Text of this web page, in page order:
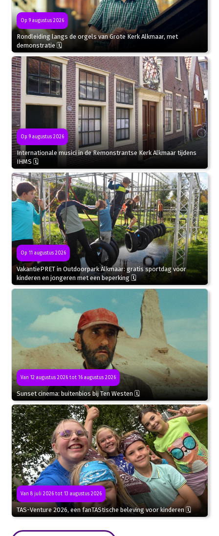
Op 9 augustus 2026
Rondleiding langs de orgels van Grote Kerk Alkmaar, met
demonstratie 🗓
Op 9 augustus 2026
Internationale musici in de Remonstrantse Kerk Alkmaar tijdens
IHMS 🗓
Op 11 augustus 2026
VakantiePRET in Outdoorpark Alkmaar: gratis sportdag voor
kinderen en jongeren met een beperking 🗓
Van 12 augustus 2026 tot 16 augustus 2026
Sunset cinema: buitenbios bij Ten Westen 🗓
Van 8 juli 2026 tot 13 augustus 2026
TAS-Venture 2026, een fanTAStische beleving voor kinderen 🗓